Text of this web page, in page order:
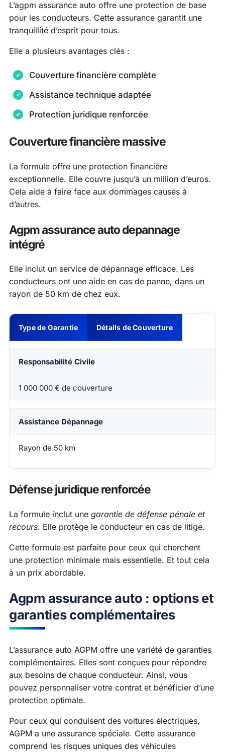
L’agpm assurance auto offre une protection de base
pour les conducteurs. Cette assurance garantit une
tranquillité d’esprit pour tous.
Elle a plusieurs avantages clés :
Couverture financière complète
Assistance technique adaptée
Protection juridique renforcée
Couverture financière massive
La formule offre une protection financière
exceptionnelle. Elle couvre jusqu’à un million d’euros.
Cela aide à faire face aux dommages causés à
d’autres.
Agpm assurance auto depannage
intégré
Elle inclut un service de dépannage efficace. Les
conducteurs ont une aide en cas de panne, dans un
rayon de 50 km de chez eux.
Type de Garantie Détails de Couverture
Responsabilité Civile
1 000 000 € de couverture
Assistance Dépannage
Rayon de 50 km
Défense juridique renforcée
La formule inclut une garantie de défense pénale et
recours. Elle protège le conducteur en cas de litige.
Cette formule est parfaite pour ceux qui cherchent
une protection minimale mais essentielle. Et tout cela
à un prix abordable.
Agpm assurance auto : options et
garanties complémentaires
L’assurance auto AGPM offre une variété de garanties
complémentaires. Elles sont conçues pour répondre
aux besoins de chaque conducteur. Ainsi, vous
pouvez personnaliser votre contrat et bénéficier d’une
protection optimale.
Pour ceux qui conduisent des voitures électriques,
AGPM a une assurance spéciale. Cette assurance
comprend les risques uniques des véhicules